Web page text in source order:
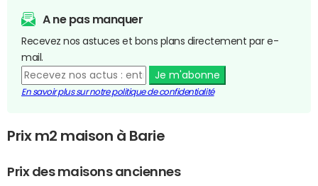
A ne pas manquer
Recevez nos astuces et bons plans directement par e-
mail.
Je m'abonne
En savoir plus sur notre politique de confidentialité
Prix m2 maison à Barie
Prix des maisons anciennes